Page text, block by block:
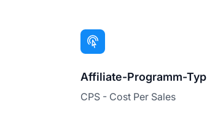
Affiliate-Programm-Typ
CPS - Cost Per Sales